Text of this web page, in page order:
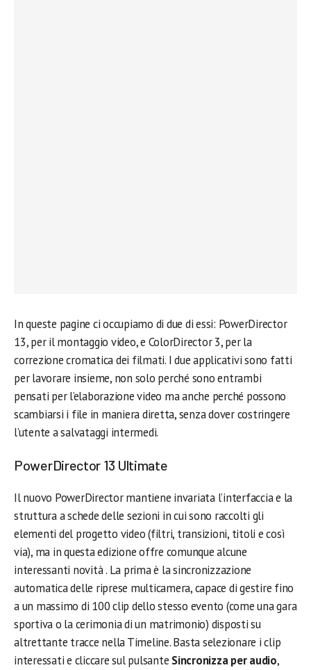
In queste pagine ci occupiamo di due di essi: PowerDirector
13, per il montaggio video, e ColorDirector 3, per la
correzione cromatica dei filmati. I due applicativi sono fatti
per lavorare insieme, non solo perché sono entrambi
pensati per l’elaborazione video ma anche perché possono
scambiarsi i file in maniera diretta, senza dover costringere
l’utente a salvataggi intermedi.
PowerDirector 13 Ultimate
Il nuovo PowerDirector mantiene invariata l’interfaccia e la
struttura a schede delle sezioni in cui sono raccolti gli
elementi del progetto video (filtri, transizioni, titoli e così
via), ma in questa edizione offre comunque alcune
interessanti novità . La prima è la sincronizzazione
automatica delle riprese multicamera, capace di gestire fino
a un massimo di 100 clip dello stesso evento (come una gara
sportiva o la cerimonia di un matrimonio) disposti su
altrettante tracce nella Timeline. Basta selezionare i clip
interessati e cliccare sul pulsante Sincronizza per audio,